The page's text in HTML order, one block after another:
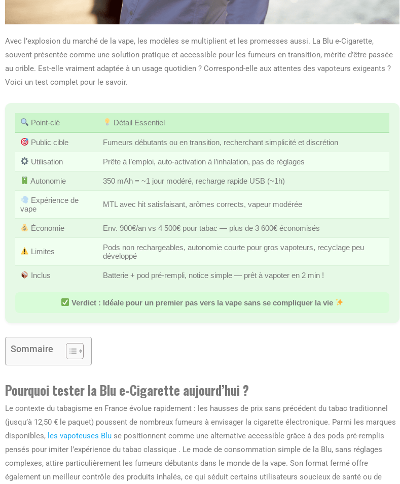
Avec l’explosion du marché de la vape, les modèles se multiplient et les promesses aussi. La Blu e-Cigarette,
souvent présentée comme une solution pratique et accessible pour les fumeurs en transition, mérite d’être passée
au crible. Est-elle vraiment adaptée à un usage quotidien ? Correspond-elle aux attentes des vapoteurs exigeants ?
Voici un test complet pour le savoir.
Point-clé Détail Essentiel
Public cible Fumeurs débutants ou en transition, recherchant simplicité et discrétion
Utilisation Prête à l’emploi, auto-activation à l’inhalation, pas de réglages
Autonomie 350 mAh = ~1 jour modéré, recharge rapide USB (~1h)
Expérience de
vape
MTL avec hit satisfaisant, arômes corrects, vapeur modérée
Économie Env. 900€/an vs 4 500€ pour tabac — plus de 3 600€ économisés
Limites
Pods non rechargeables, autonomie courte pour gros vapoteurs, recyclage peu
développé
Inclus Batterie + pod pré-rempli, notice simple — prêt à vapoter en 2 min !
Verdict : Idéale pour un premier pas vers la vape sans se compliquer la vie
Sommaire
Pourquoi tester la Blu e-Cigarette aujourd’hui ?
Le contexte du tabagisme en France évolue rapidement : les hausses de prix sans précédent du tabac traditionnel
(jusqu’à 12,50 € le paquet) poussent de nombreux fumeurs à envisager la cigarette électronique. Parmi les marques
disponibles, les vapoteuses Blu se positionnent comme une alternative accessible grâce à des pods pré-remplis
pensés pour imiter l’expérience du tabac classique . Le mode de consommation simple de la Blu, sans réglages
complexes, attire particulièrement les fumeurs débutants dans le monde de la vape. Son format fermé offre
également un meilleur contrôle des produits inhalés, ce qui séduit certains utilisateurs soucieux de santé ou de